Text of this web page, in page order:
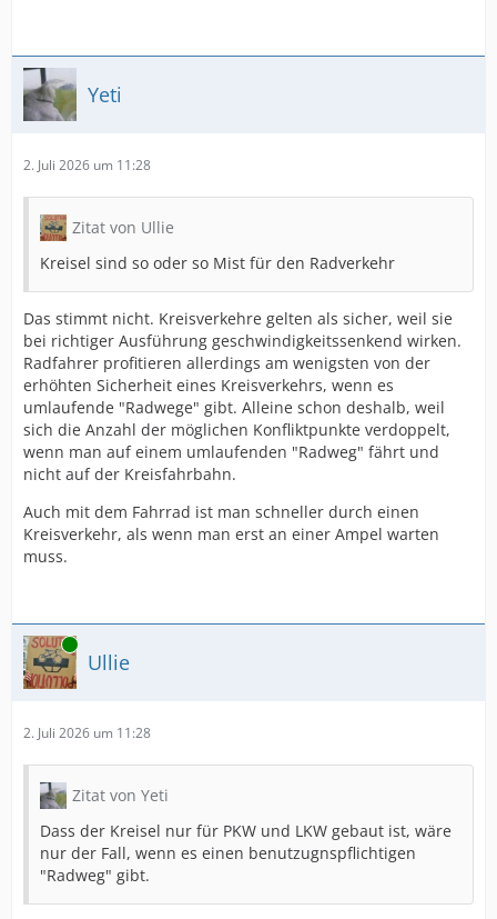
Yeti
2. Juli 2026 um 11:28
Zitat von Ullie
Kreisel sind so oder so Mist für den Radverkehr
Das stimmt nicht. Kreisverkehre gelten als sicher, weil sie
bei richtiger Ausführung geschwindigkeitssenkend wirken.
Radfahrer profitieren allerdings am wenigsten von der
erhöhten Sicherheit eines Kreisverkehrs, wenn es
umlaufende "Radwege" gibt. Alleine schon deshalb, weil
sich die Anzahl der möglichen Konfliktpunkte verdoppelt,
wenn man auf einem umlaufenden "Radweg" fährt und
nicht auf der Kreisfahrbahn.
Auch mit dem Fahrrad ist man schneller durch einen
Kreisverkehr, als wenn man erst an einer Ampel warten
muss.
Online
Ullie
2. Juli 2026 um 11:28
Zitat von Yeti
Dass der Kreisel nur für PKW und LKW gebaut ist, wäre
nur der Fall, wenn es einen benutzugnspflichtigen
"Radweg" gibt.